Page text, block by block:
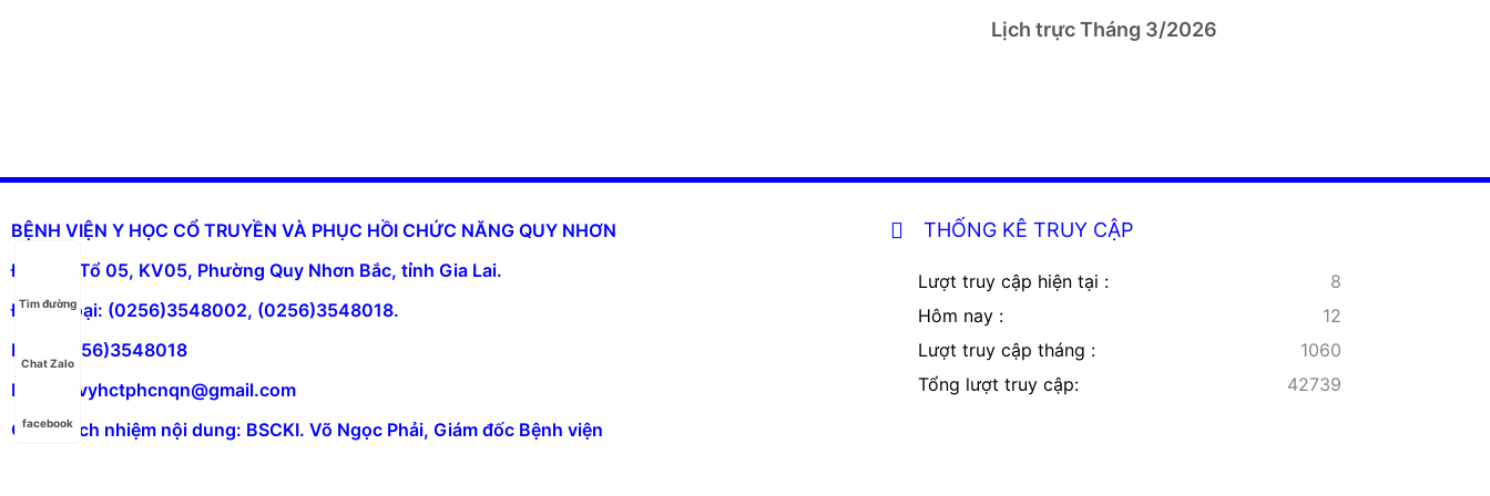
Lịch trực Tháng 3/2026
BỆNH VIỆN Y HỌC CỔ TRUYỀN VÀ PHỤC HỒI CHỨC NĂNG QUY NHƠN
Địa chỉ: Tổ 05, KV05, Phường Quy Nhơn Bắc, tỉnh Gia Lai.
Điện thoại: (0256)3548002, (0256)3548018.
Fax: (0256)3548018
Email: bvyhctphcnqn@gmail.com
Chịu trách nhiệm nội dung: BSCKI. Võ Ngọc Phải, Giám đốc Bệnh viện
Tìm đường
Chat Zalo
facebook
THỐNG KÊ TRUY CẬP
Lượt truy cập hiện tại :
8
Hôm nay :
12
Lượt truy cập tháng :
1060
Tổng lượt truy cập:
42739